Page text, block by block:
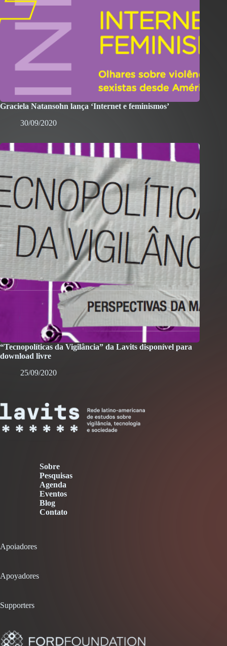
Graciela Natansohn lança ‘Internet e feminismos’
30/09/2020
“Tecnopolíticas da Vigilância” da Lavits disponível para
download livre
25/09/2020
Sobre
Pesquisas
Agenda
Eventos
Blog
Contato
Apoiadores
Apoyadores
Supporters